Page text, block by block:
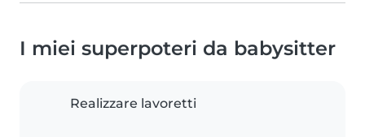
I miei superpoteri da babysitter
Realizzare lavoretti